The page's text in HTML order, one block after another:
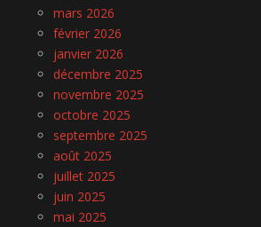
mars 2026
février 2026
janvier 2026
décembre 2025
novembre 2025
octobre 2025
septembre 2025
août 2025
juillet 2025
juin 2025
mai 2025